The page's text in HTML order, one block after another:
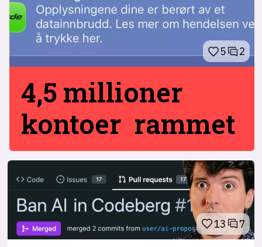
5 2
4,5 millioner
kontoer rammet
13 7